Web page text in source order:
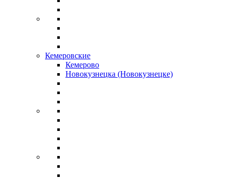
Кемеровские
Кемерово
Новокузнецка (Новокузнецке)